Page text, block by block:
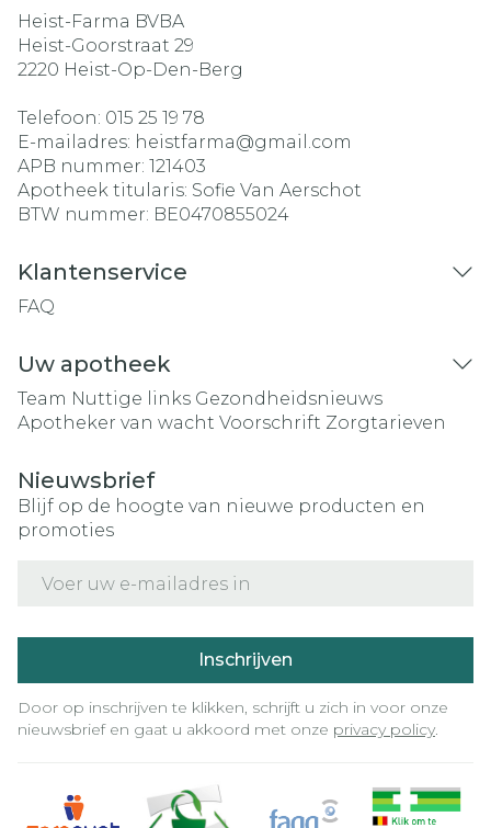
Heist-Farma BVBA
Heist-Goorstraat 29
2220 Heist-Op-Den-Berg
Telefoon: 015 25 19 78
E-mailadres: heistfarma@gmail.com
APB nummer: 121403
Apotheek titularis: Sofie Van Aerschot
BTW nummer: BE0470855024
Klantenservice
FAQ
Uw apotheek
Team Nuttige links Gezondheidsnieuws
Apotheker van wacht Voorschrift Zorgtarieven
Nieuwsbrief
Blijf op de hoogte van nieuwe producten en
promoties
Inschrijven
Door op inschrijven te klikken, schrijft u zich in voor onze
nieuwsbrief en gaat u akkoord met onze privacy policy.